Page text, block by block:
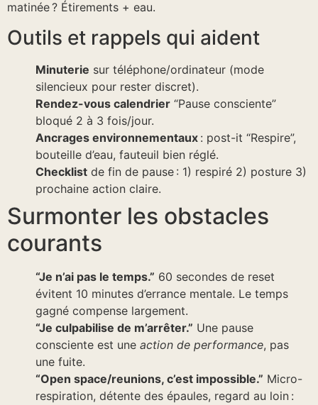
matinée ? Étirements + eau.
Outils et rappels qui aident
Minuterie sur téléphone/ordinateur (mode
silencieux pour rester discret).
Rendez-vous calendrier “Pause consciente”
bloqué 2 à 3 fois/jour.
Ancrages environnementaux : post-it “Respire”,
bouteille d’eau, fauteuil bien réglé.
Checklist de fin de pause : 1) respiré 2) posture 3)
prochaine action claire.
Surmonter les obstacles
courants
“Je n’ai pas le temps.” 60 secondes de reset
évitent 10 minutes d’errance mentale. Le temps
gagné compense largement.
“Je culpabilise de m’arrêter.” Une pause
consciente est une action de performance, pas
une fuite.
“Open space/reunions, c’est impossible.” Micro-
respiration, détente des épaules, regard au loin :